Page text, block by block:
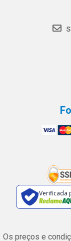
Verificada
Os preços e